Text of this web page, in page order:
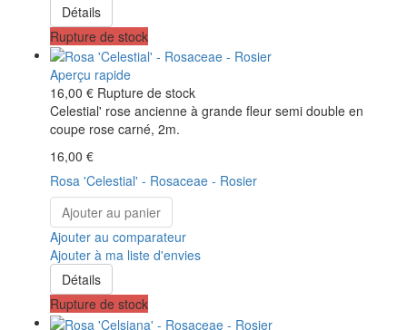
Détails
Rupture de stock
Aperçu rapide
16,00 € Rupture de stock
Celestial' rose ancienne à grande fleur semi double en
coupe rose carné, 2m.
16,00 €
Rosa 'Celestial' - Rosaceae - Rosier
Ajouter au panier
Ajouter au comparateur
Ajouter à ma liste d'envies
Détails
Rupture de stock